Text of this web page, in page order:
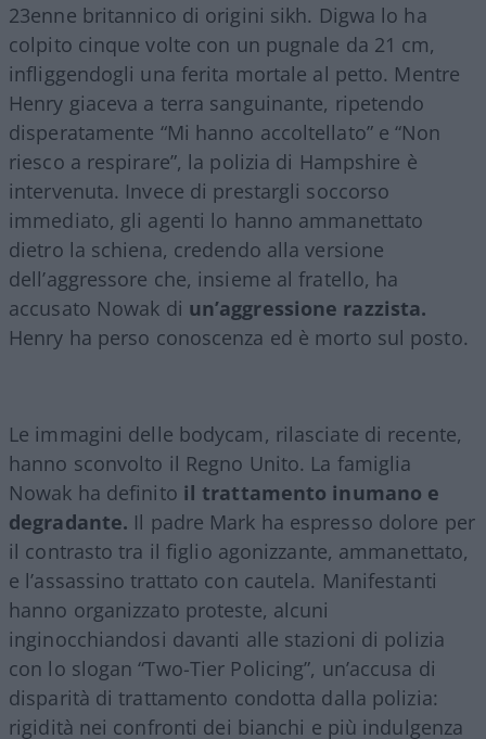
23enne britannico di origini sikh. Digwa lo ha
colpito cinque volte con un pugnale da 21 cm,
infliggendogli una ferita mortale al petto. Mentre
Henry giaceva a terra sanguinante, ripetendo
disperatamente “Mi hanno accoltellato” e “Non
riesco a respirare”, la polizia di Hampshire è
intervenuta. Invece di prestargli soccorso
immediato, gli agenti lo hanno ammanettato
dietro la schiena, credendo alla versione
dell’aggressore che, insieme al fratello, ha
accusato Nowak di un’aggressione razzista.
Henry ha perso conoscenza ed è morto sul posto.
Le immagini delle bodycam, rilasciate di recente,
hanno sconvolto il Regno Unito. La famiglia
Nowak ha definito il trattamento inumano e
degradante. Il padre Mark ha espresso dolore per
il contrasto tra il figlio agonizzante, ammanettato,
e l’assassino trattato con cautela. Manifestanti
hanno organizzato proteste, alcuni
inginocchiandosi davanti alle stazioni di polizia
con lo slogan “Two-Tier Policing”, un’accusa di
disparità di trattamento condotta dalla polizia:
rigidità nei confronti dei bianchi e più indulgenza